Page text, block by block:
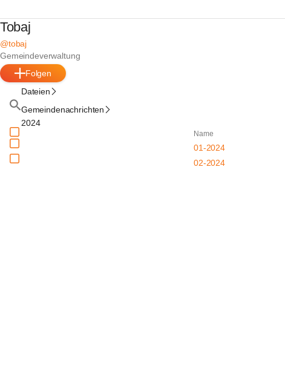
Tobaj
@tobaj
Gemeindeverwaltung
Folgen
Dateien
Gemeindenachrichten
2024
Name
01-2024
02-2024